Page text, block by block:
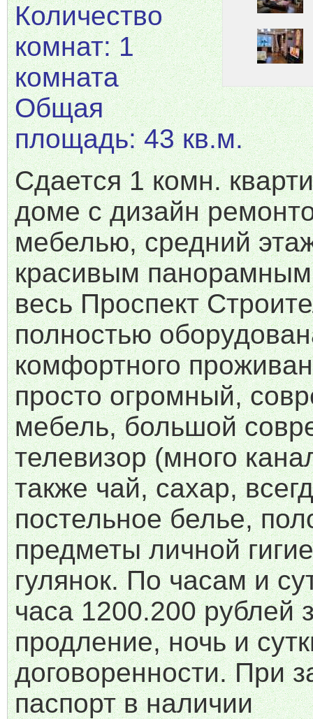
Количество
комнат: 1
комната
Общая
площадь: 43 кв.м.
Сдается 1 комн.
доме с дизайн
мебелью, средний
красивым
весь Проспект
полностью
комфортного
просто огромный,
мебель, большой
телевизор (много
также чай, сахар,
постельное белье,
предметы личной
гулянок. По часам и
часа 1200.200 рублей
продление, ночь и
договоренности. При
паспорт в наличии